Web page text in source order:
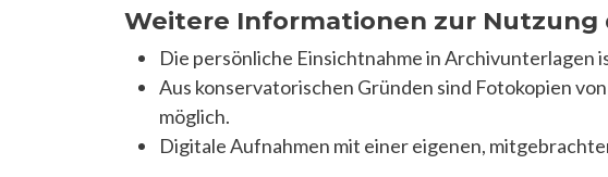
Weitere Informationen zur Nutzung
Die persönliche Einsichtnahme in Archivunterlagen
Aus konservatorischen Gründen sind Fotokopien
möglich.
Digitale Aufnahmen mit einer eigenen,